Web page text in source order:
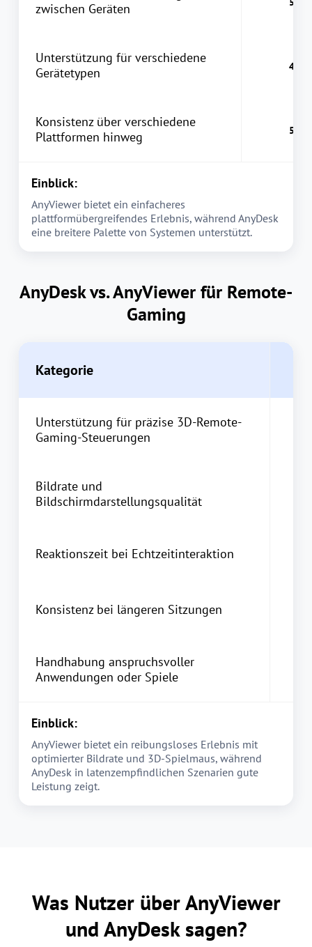
zwischen Geräten
Unterstützung für verschiedene
Gerätetypen
Konsistenz über verschiedene
Plattformen hinweg
Einblick:
AnyViewer bietet ein einfacheres
plattformübergreifendes Erlebnis, während AnyDesk
eine breitere Palette von Systemen unterstützt.
AnyDesk vs. AnyViewer für Remote-
Gaming
Kategorie
Unterstützung für präzise 3D-Remote-
Gaming-Steuerungen
Bildrate und
Bildschirmdarstellungsqualität
Reaktionszeit bei Echtzeitinteraktion
Konsistenz bei längeren Sitzungen
Handhabung anspruchsvoller
Anwendungen oder Spiele
Einblick:
AnyViewer bietet ein reibungsloses Erlebnis mit
optimierter Bildrate und 3D-Spielmaus, während
AnyDesk in latenzempfindlichen Szenarien gute
Leistung zeigt.
Was Nutzer über AnyViewer
und AnyDesk sagen?